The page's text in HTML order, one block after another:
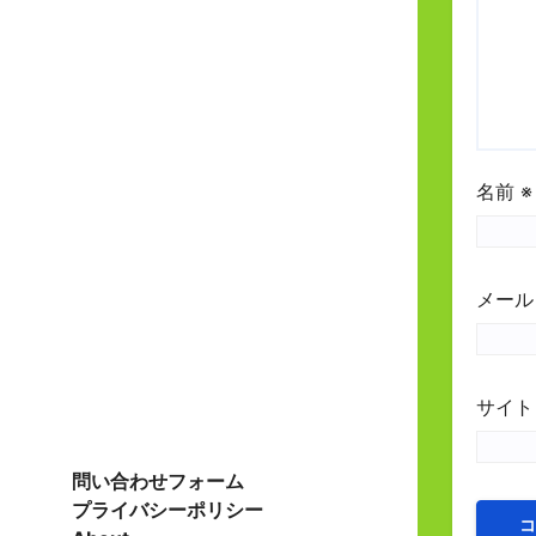
問い合わせフォーム
プライバシーポリシー
名前 ※
メー
サイト